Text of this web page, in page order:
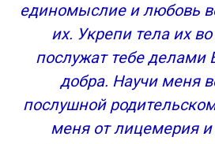
единомыслие и любовь
их. Укрепи тела их
послужат тебе делами
добра. Научи меня
послушной
меня от лицемерия и